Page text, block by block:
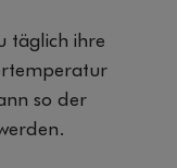
täglich ihre
so der